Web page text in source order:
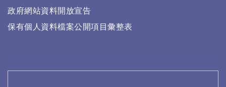
政府網站資料開放宣告
保有個人資料檔案公開項目彙整表